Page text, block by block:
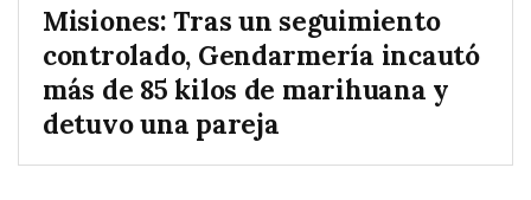
Misiones: Tras un seguimiento
controlado, Gendarmería incautó
más de 85 kilos de marihuana y
detuvo una pareja